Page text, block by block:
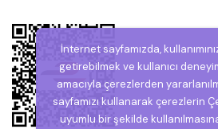
İnternet sayfamızda,
getirebilmek ve kullanıcı
amacıyla çerezlerden
sayfamızı kullanarak çerezlerin
uyumlu bir şekilde